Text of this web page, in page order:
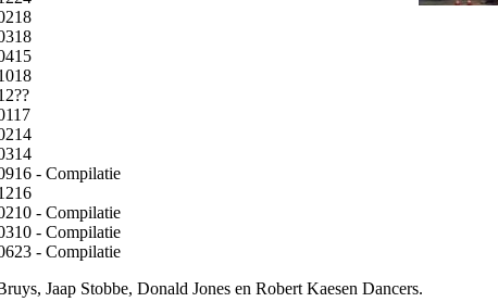
- Compilatie
- Compilatie
- Compilatie
- Compilatie
Jaap Stobbe, Donald Jones en Robert Kaesen Dancers.